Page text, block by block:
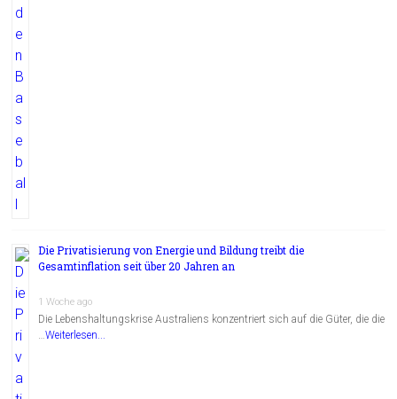
Die Privatisierung von Energie und Bildung treibt die
Gesamtinflation seit über 20 Jahren an
1 Woche ago
Die Lebenshaltungskrise Australiens konzentriert sich auf die Güter, die die
…Weiterlesen...